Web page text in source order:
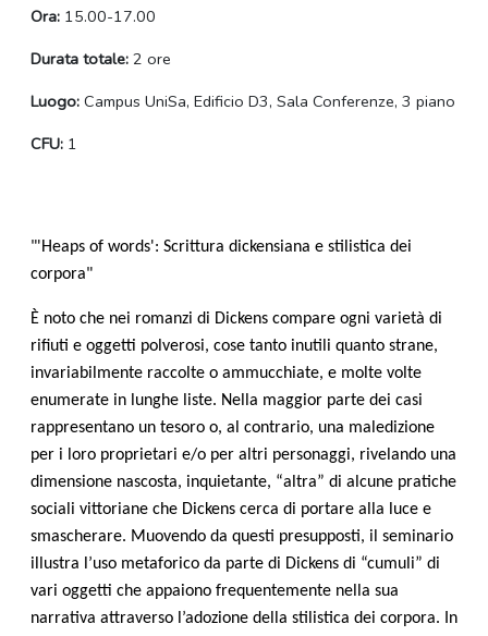
Ora: 15.00-17.00
Durata totale: 2 ore
Luogo: Campus UniSa, Edificio D3, Sala Conferenze, 3 piano
CFU: 1
"'Heaps of words': Scrittura dickensiana e stilistica dei
corpora"
È noto che nei romanzi di Dickens compare ogni varietà di
rifiuti e oggetti polverosi, cose tanto inutili quanto strane,
invariabilmente raccolte o ammucchiate, e molte volte
enumerate in lunghe liste. Nella maggior parte dei casi
rappresentano un tesoro o, al contrario, una maledizione
per i loro proprietari e/o per altri personaggi, rivelando una
dimensione nascosta, inquietante, “altra” di alcune pratiche
sociali vittoriane che Dickens cerca di portare alla luce e
smascherare. Muovendo da questi presupposti, il seminario
illustra l’uso metaforico da parte di Dickens di “cumuli” di
vari oggetti che appaiono frequentemente nella sua
narrativa attraverso l’adozione della stilistica dei corpora. In